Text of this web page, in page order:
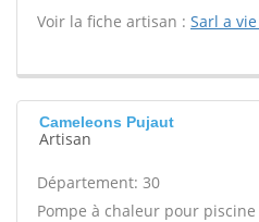
Voir la fiche artisan : Sarl a
Cameleons Pujaut
Artisan
Département: 30
Pompe à chaleur pour piscine